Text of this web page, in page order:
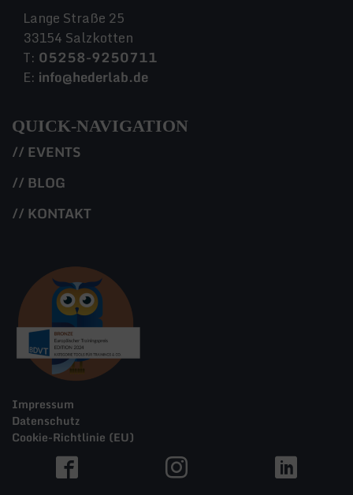
Lange Straße 25
33154 Salzkotten
T: 05258-9250711
E: info@hederlab.de
QUICK-NAVIGATION
// EVENTS
// BLOG
// KONTAKT
Impressum
Datenschutz
Cookie-Richtlinie (EU)